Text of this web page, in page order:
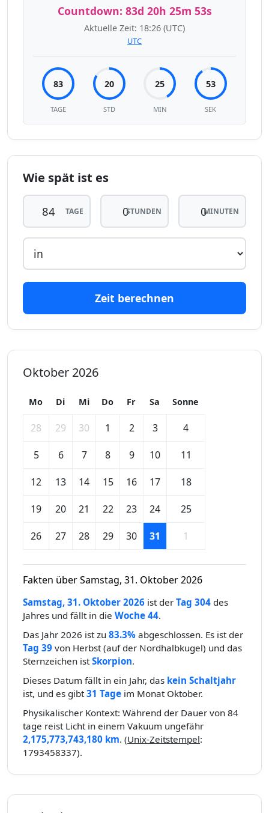
Countdown: 83d 20h 25m 53s
Aktuelle Zeit: 18:26 (UTC)
UTC
83
TAGE
20
STD
25
MIN
53
SEK
Wie spät ist es
TAGE STUNDEN MINUTEN
Zeit berechnen
Oktober 2026
Mo Di Mi Do Fr Sa Sonne
28 29 30 1 2 3 4
5 6 7 8 9 10 11
12 13 14 15 16 17 18
19 20 21 22 23 24 25
26 27 28 29 30 31 1
Fakten über Samstag, 31. Oktober 2026
Samstag, 31. Oktober 2026 ist der Tag 304 des
Jahres und fällt in die Woche 44.
Das Jahr 2026 ist zu 83.3% abgeschlossen. Es ist der
Tag 39 von Herbst (auf der Nordhalbkugel) und das
Sternzeichen istSkorpion.
Dieses Datum fällt in ein Jahr, das kein Schaltjahr
ist, und es gibt31 Tage im Monat Oktober.
Physikalischer Kontext: Während der Dauer von 84
tage reist Licht in einem Vakuum ungefähr
2,175,773,743,180 km. (Unix-Zeitstempel:
1793458337).